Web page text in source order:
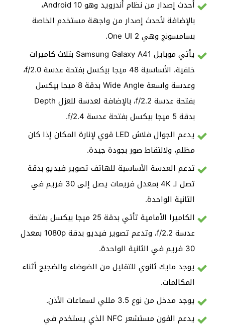
أحدث إصدار من نظام أندرويد وهو Android 10،
بالإضافة لأحدث إصدار من واجهة مستخدم الخاصة
بسامسونج وهي One UI 2.
يأتي موبايل Samsung Galaxy A41 بثلاث كاميرات
خلفية، الأساسية 48 ميجا بيكسل بفتحة عدسة f/2.0،
وعدسة واسعة Wide Angle بدقة 8 ميجا بيكسل
بفتحة عدسة f/2.2، بالإضافة لعدسة للعزل Depth
بدقة 5 ميجا بيكسل بفتحة عدسة f/2.4.
يدعم الجوال فلاش LED قوي لإنارة المكان إذا كان
مظلم، ولالتقاط صور بجودة جيدة.
تدعم العدسة الأساسية للهاتف تصوير فيديو بدقة
تصل لـ 4K بمعدل فريمات يصل إلى 30 فريم في
الثانية الواحدة.
الكاميرا الأمامية تأتي بدقة 25 ميجا بيكسل بفتحة
عدسة f/2.2، وتدعم تصوير فيديو بدقة 1080p بمعدل
30 فريم في الثانية الواحدة.
يوجد مايك ثانوي للتقليل من الضوضاء والضجيج أثناء
المكالمات.
يوجد مدخل من نوع 3.5 مللي لسماعات الأذن.
يدعم الفون مستشعر NFC الذي يستخدم في